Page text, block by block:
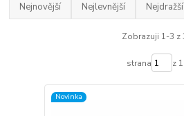
Nejnovější Nejlevnější Nejdražší
Zobrazuji 1-3 z
strana z 1
Novinka